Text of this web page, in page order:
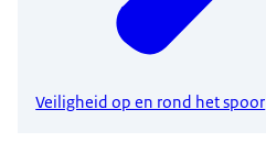
Veiligheid op en rond het spoor